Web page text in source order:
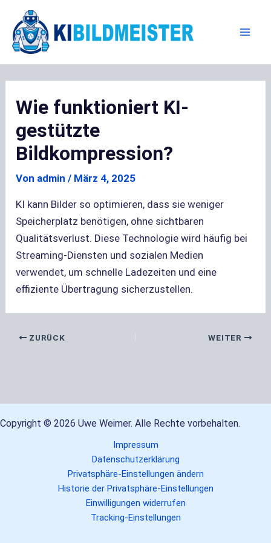
Inhalt
springen
Wie funktioniert KI-
gestützte
Bildkompression?
Von admin/ März 4, 2025
KI kann Bilder so optimieren, dass sie weniger
Speicherplatz benötigen, ohne sichtbaren
Qualitätsverlust. Diese Technologie wird häufig bei
Streaming-Diensten und sozialen Medien
verwendet, um schnelle Ladezeiten und eine
effiziente Übertragung sicherzustellen.
ZURÜCK WEITER
Copyright © 2026 Uwe Weimer. Alle Rechte vorbehalten.
Impressum
Datenschutzerklärung
Privatsphäre-Einstellungen ändern
Historie der Privatsphäre-Einstellungen
Einwilligungen widerrufen
Tracking-Einstellungen